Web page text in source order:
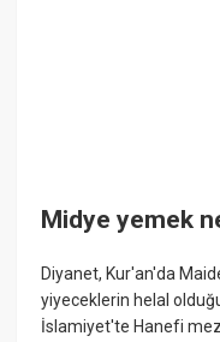
Midye yemek
Diyanet, Kur'an'da
yiyeceklerin helal
İslamiyet'te Hanefi